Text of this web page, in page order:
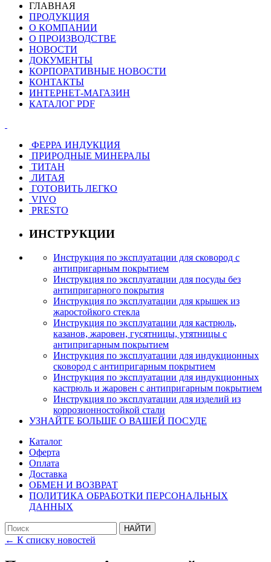
ГЛАВНАЯ
ПРОДУКЦИЯ
О КОМПАНИИ
О ПРОИЗВОДСТВЕ
НОВОСТИ
ДОКУМЕНТЫ
КОРПОРАТИВНЫЕ НОВОСТИ
КОНТАКТЫ
ИНТЕРНЕТ-МАГАЗИН
КАТАЛОГ PDF
ФЕРРА ИНДУКЦИЯ
ПРИРОДНЫЕ МИНЕРАЛЫ
ТИТАН
ЛИТАЯ
ГОТОВИТЬ ЛЕГКО
VIVO
PRESTO
ИНСТРУКЦИИ
Инструкция по эксплуатации для сковород с
антипригарным покрытием
Инструкция по эксплуатации для посуды без
антипригарного покрытия
Инструкция по эксплуатации для крышек из
жаростойкого стекла
Инструкция по эксплуатации для кастрюль,
казанов, жаровен, гусятницы, утятницы с
антипригарным покрытием
Инструкция по эксплуатации для индукционных
сковород с антипригарным покрытием
Инструкция по эксплуатации для индукционных
кастрюль и жаровен с антипригарным покрытием
Инструкция по эксплуатации для изделий из
коррозионностойкой стали
УЗНАЙТЕ БОЛЬШЕ О ВАШЕЙ ПОСУДЕ
Каталог
Оферта
Оплата
Доставка
ОБМЕН И ВОЗВРАТ
ПОЛИТИКА ОБРАБОТКИ ПЕРСОНАЛЬНЫХ
ДАННЫХ
← К списку новостей